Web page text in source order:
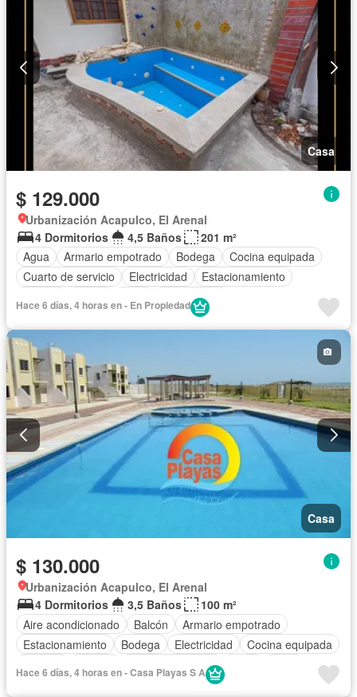
Casa
$ 129.000
Urbanización Acapulco, El Arenal
4 Dormitorios
4,5 Baños
201 m²
Agua
Armario empotrado Bodega
Cocina equipada
Cuarto de servicio
Electricidad
Estacionamiento
Sin amoblar
Hace 6 días, 4 horas en - En Propiedad
Casa
$ 130.000
Urbanización Acapulco, El Arenal
4 Dormitorios
3,5 Baños
100 m²
Aire acondicionado
Balcón
Armario empotrado
Estacionamiento
Bodega Electricidad
Cocina equipada
Vista panorámica
Seguridad
Piscina
Hace 6 días, 4 horas en - Casa Playas S A